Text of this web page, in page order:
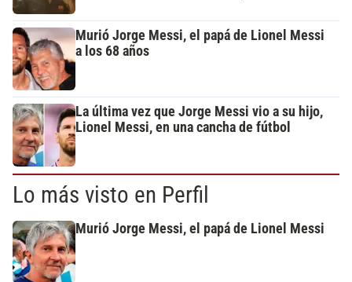
Murió Jorge Messi, el papá de Lionel Messi
a los 68 años
La última vez que Jorge Messi vio a su hijo,
Lionel Messi, en una cancha de fútbol
Lo más visto en Perfil
Murió Jorge Messi, el papá de Lionel Messi